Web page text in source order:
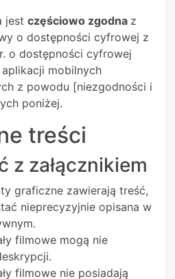
jest częściowo zgodna z
o dostępności cyfrowej z
o dostępności cyfrowej
mobilnych
z powodu [niezgodności i
poniżej.
treści
z załącznikiem
graficzne zawierają treść,
nieprecyzyjnie opisana w
filmowe mogą nie
filmowe nie posiadają